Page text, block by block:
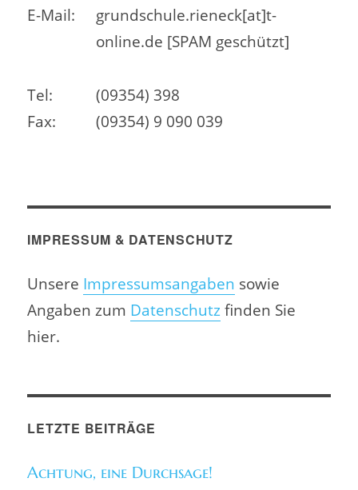
E-Mail:
grundschule.rieneck[at]t-
online.de [SPAM geschützt]
Tel:
(09354) 398
Fax:
(09354) 9 090 039
IMPRESSUM & DATENSCHUTZ
Unsere Impressumsangaben sowie
Angaben zum Datenschutzfinden Sie
hier.
LETZTE BEITRÄGE
Achtung, eine Durchsage!